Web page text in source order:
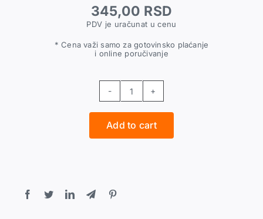
345,00 RSD
PDV je uračunat u cenu
* Cena važi samo za gotovinsko plaćanje
i online poručivanje
L
konektor
za
PA
Add to cart